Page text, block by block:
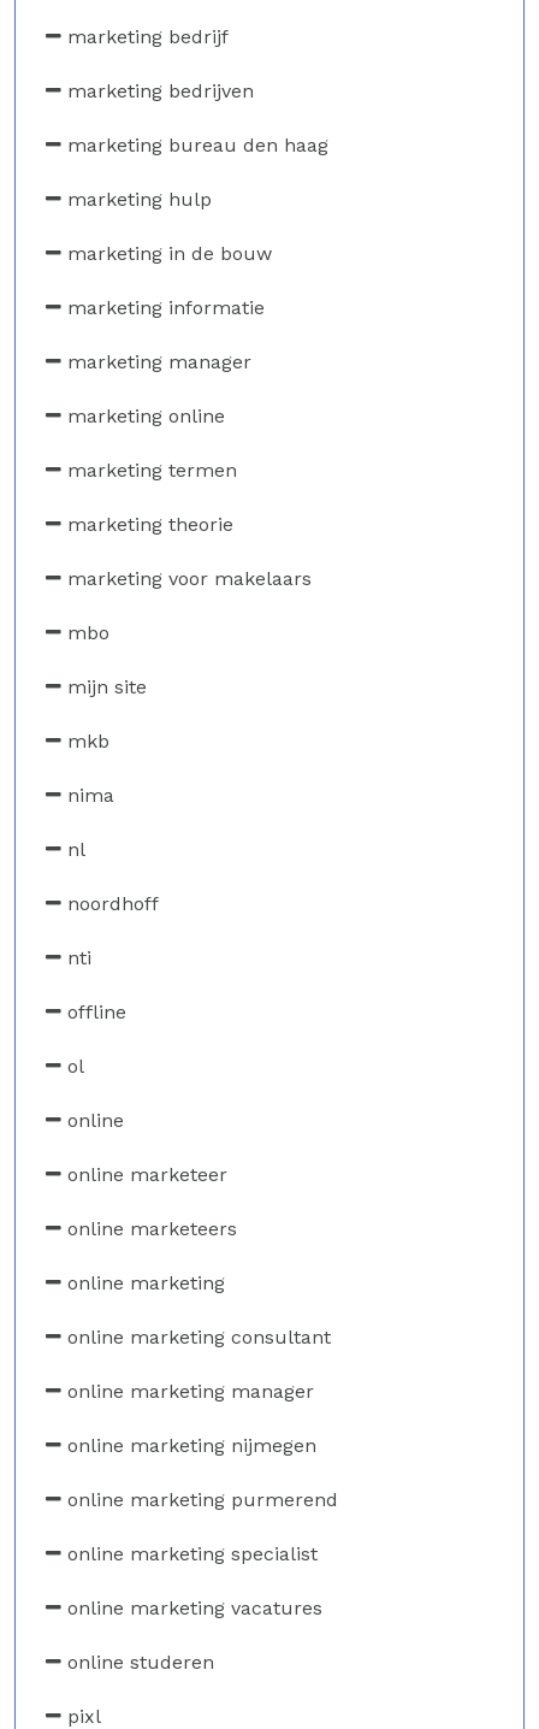
marketing bedrijf
marketing bedrijven
marketing bureau den haag
marketing hulp
marketing in de bouw
marketing informatie
marketing manager
marketing online
marketing termen
marketing theorie
marketing voor makelaars
mbo
mijn site
mkb
nima
nl
noordhoff
nti
offline
ol
online
online marketeer
online marketeers
online marketing
online marketing consultant
online marketing manager
online marketing nijmegen
online marketing purmerend
online marketing specialist
online marketing vacatures
online studeren
pixl